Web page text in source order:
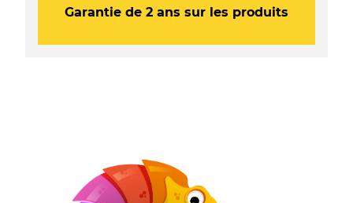
C13T09B140
Garantie de 2 ans sur les produits